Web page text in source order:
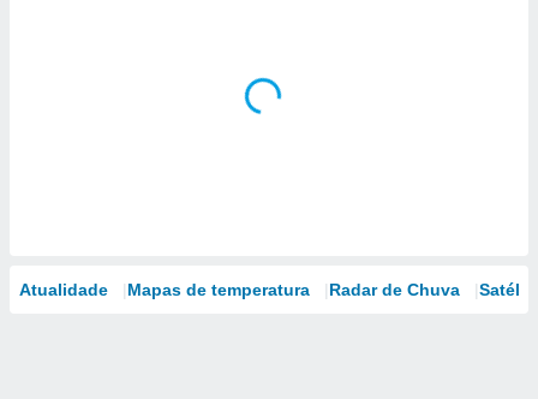
Atualidade Mapas de temperatura Radar de Chuva